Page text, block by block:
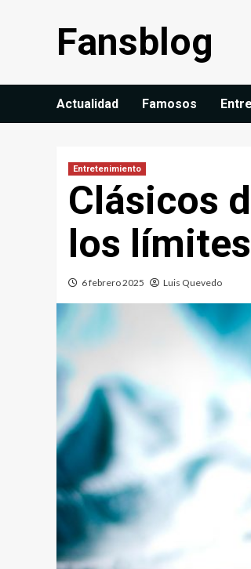
Fansblog
Actualidad Famosos
Entretenimiento
Clásicos
los
6 febrero 2025 Luis Quevedo